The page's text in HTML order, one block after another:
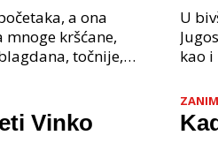
a ona
kršćane,
točnije,
U
kao
Vinko